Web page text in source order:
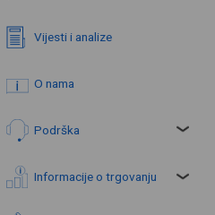
Vijesti i analize
O nama
Podrška
Informacije o trgovanju